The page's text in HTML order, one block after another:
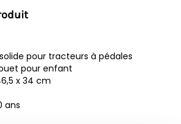
pour tracteurs à pédales
pour enfant
x 34 cm
ans